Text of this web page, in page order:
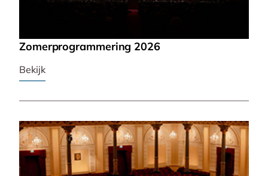
Zomerprogrammering 2026
Bekijk